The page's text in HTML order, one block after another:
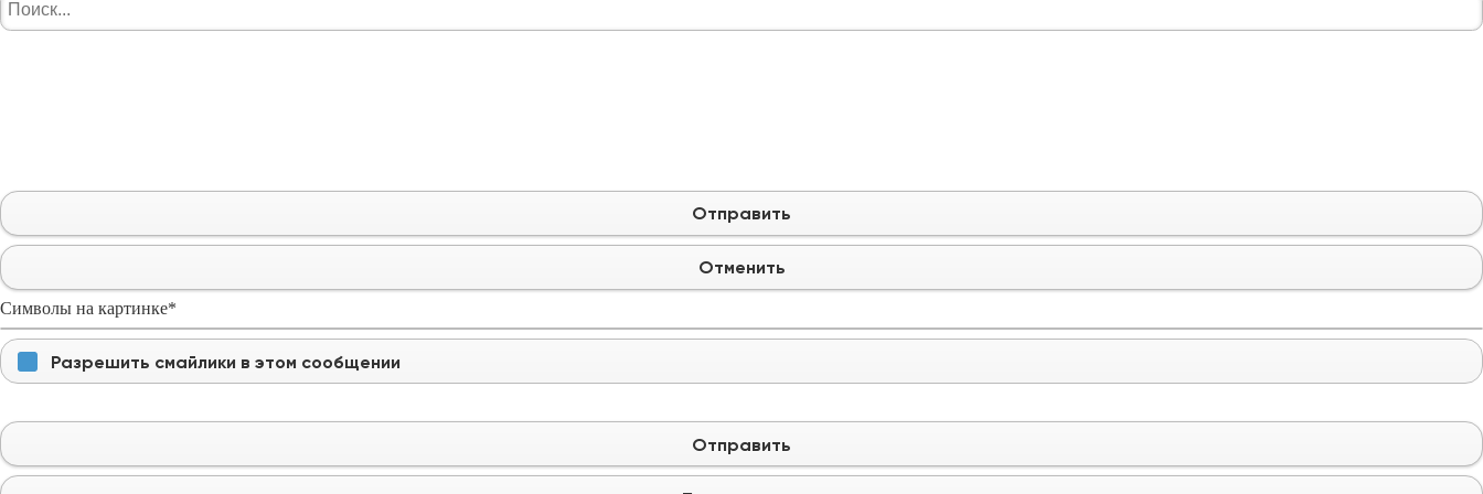
Отправить
Отменить
Символы на картинке*
Разрешить смайлики в этом сообщении
Отправить